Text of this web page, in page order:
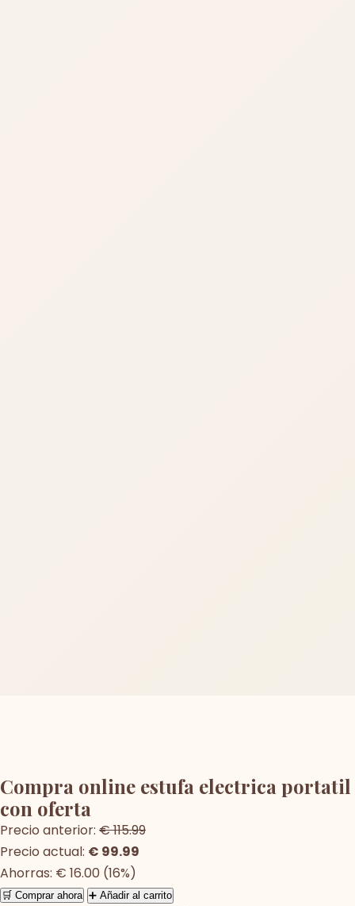
Compra online estufa electrica portatil
con oferta
Precio anterior: € 115.99
Precio actual: € 99.99
Ahorras: € 16.00 (16%)
🛒 Comprar ahora ➕ Añadir al carrito